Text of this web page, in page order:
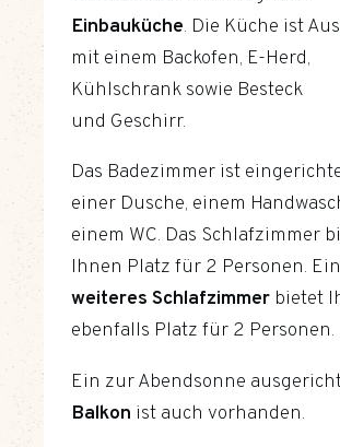
Einbauküche. Die Küche ist
mit einem Backofen, E-Herd,
Kühlschrank sowie Besteck
und Geschirr.
Das Badezimmer ist
einer Dusche, einem
einem WC. Das Schlafzimmer
Ihnen Platz für 2 Personen. Ein
weiteres Schlafzimmer bietet
ebenfalls Platz für 2 Personen.
Ein zur Abendsonne
Balkon ist auch vorhanden.